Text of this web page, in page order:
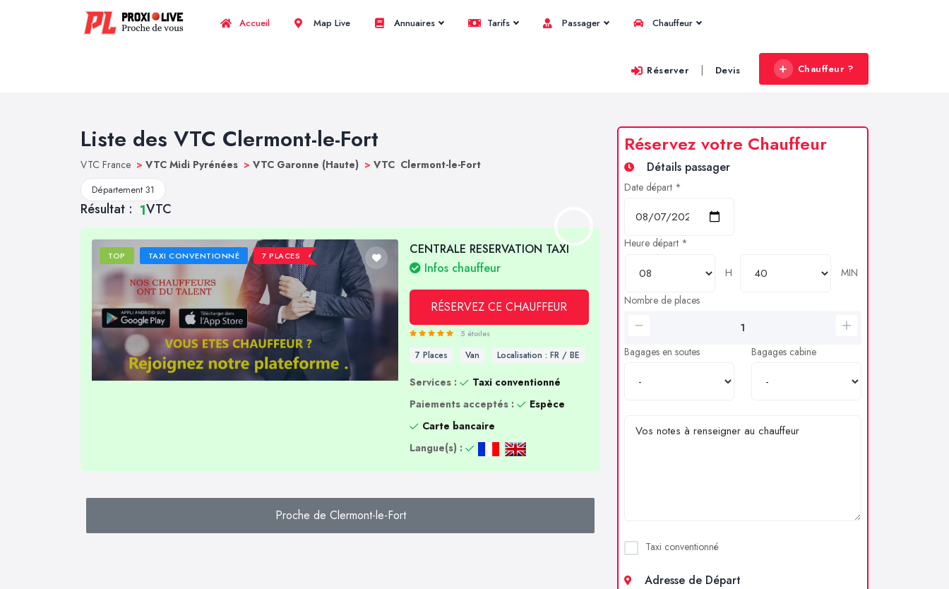
Accueil Map Live Annuaires Tarifs Passager Chauffeur
Réserver | Devis Chauffeur ?
Liste des VTC Clermont-le-Fort
VTC France > VTC Midi Pyrénées > VTC Garonne (Haute) > VTC Clermont-le-Fort
Département 31
Résultat : 1VTC
TOP TAXI CONVENTIONNÉ 7 PLACES
CENTRALE RESERVATION TAXI
Infos chauffeur
RÉSERVEZ CE CHAUFFEUR
5 étoiles
7 Places Van Localisation : FR / BE
Services :
Taxi conventionné
Paiements acceptés :
Espèce
Carte bancaire
Langue(s) :
Proche de Clermont-le-Fort
Réservez votre Chauffeur
Détails passager
Date départ *
Heure départ *
H
MIN
Nombre de places
Bagages en soutes Bagages cabine
Taxi conventionné
Adresse de Départ